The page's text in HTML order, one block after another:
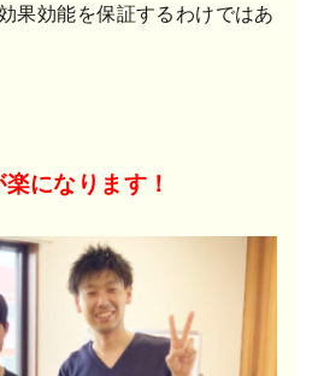
果効能を保証するわけではあ
になります！